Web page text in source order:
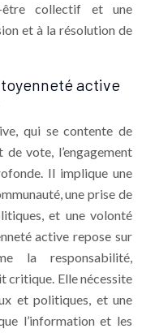
être collectif et une
et à la résolution de
active
qui se contente de
vote, l’engagement
Il implique une
une prise de
et une volonté
active repose sur
la responsabilité,
critique. Elle nécessite
et politiques, et une
l’information et les